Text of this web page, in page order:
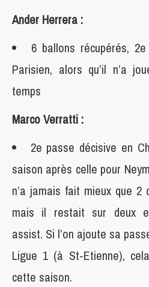
Ander Herrera :
6 ballons récupérés,
Parisien, alors qu’il n’a
temps
Marco Verratti :
2e passe décisive en
saison après celle pour
n’a jamais fait mieux que 2
mais il restait sur deux
assist. Si l’on ajoute sa
Ligue 1 (à St-Etienne),
cette saison.